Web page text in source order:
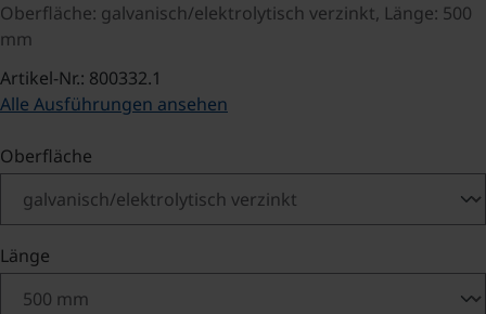
Oberfläche: galvanisch/elektrolytisch verzinkt, Länge: 500
mm
Artikel-Nr.: 800332.1
Alle Ausführungen ansehen
Oberfläche
Länge